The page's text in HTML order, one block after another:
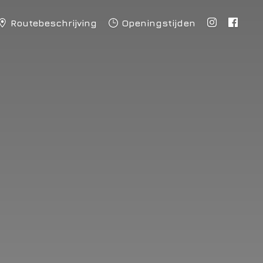
Routebeschrijving Openingstijden